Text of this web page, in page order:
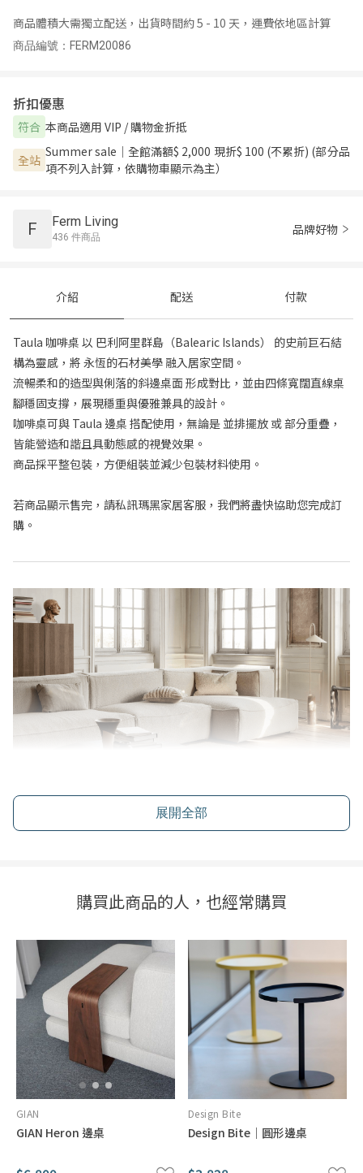
商品體積大需獨立配送，出貨時間約 5 - 10 天，運費依地區計算
商品編號：FERM20086
折扣優惠
符合 本商品適用 VIP / 購物金折抵
全站
Summer sale｜全館滿額$ 2,000 現折$ 100 (不累折) (部分品
項不列入計算，依購物車顯示為主）
F Ferm Living
436 件商品
品牌好物
介紹 配送 付款
Taula 咖啡桌 以 巴利阿里群島（Balearic Islands） 的史前巨石結
構為靈感，將 永恆的石材美學 融入居家空間。
流暢柔和的造型與俐落的斜邊桌面 形成對比，並由四條寬闊直線桌
腳穩固支撐，展現穩重與優雅兼具的設計。
咖啡桌可與 Taula 邊桌 搭配使用，無論是 並排擺放 或 部分重疊，
皆能營造和諧且具動態感的視覺效果。
商品採平整包裝，方便組裝並減少包裝材料使用。
若商品顯示售完，請私訊瑪黑家居客服，我們將盡快協助您完成訂
購。
展開全部
購買此商品的人，也經常購買
$5,396 $5,680
GIAN
GIAN Heron 邊桌
Design Bite
Design Bite｜圓形邊桌